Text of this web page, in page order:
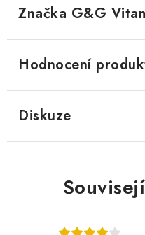
Značka G&G
Hodnocení
Diskuze